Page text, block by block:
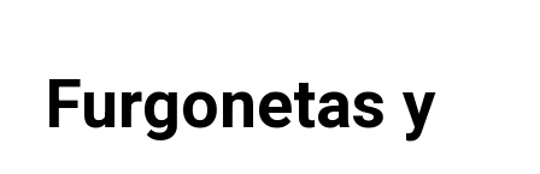
Furgonetas y